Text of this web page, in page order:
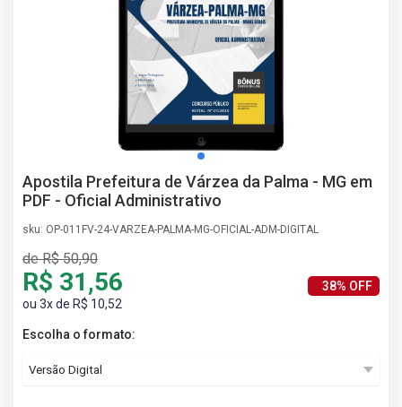
Apostila Prefeitura de Várzea da Palma - MG em
PDF - Oficial Administrativo
sku: OP-011FV-24-VARZEA-PALMA-MG-OFICIAL-ADM-DIGITAL
de R$ 50,90
R$ 31,56
ou 3x de R$ 10,52
38% OFF
Escolha o formato: